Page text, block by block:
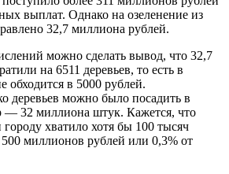
выплат. Однако на озеленение из
32,7 миллиона рублей.
можно сделать вывод, что 32,7
на 6511 деревьев, то есть в
обходится в 5000 рублей.
деревьев можно было посадить в
— 32 миллиона штук. Кажется, что
хватило хотя бы 100 тысяч
миллионов рублей или 0,3% от